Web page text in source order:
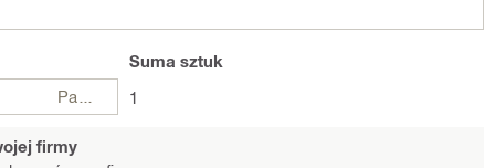
Suma sztuk
1
firmy